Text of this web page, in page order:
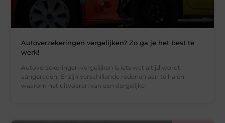
Autoverzekeringen vergelijken? Zo ga je het best te
werk!
Autoverzekeringen vergelijken is iets wat altijd wordt
aangeraden. Er zijn verschillende redenen aan te halen
waarom het uitvoeren van een dergelijke